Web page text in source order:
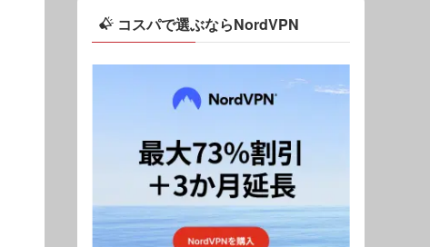
コスパで選ぶならNordVPN